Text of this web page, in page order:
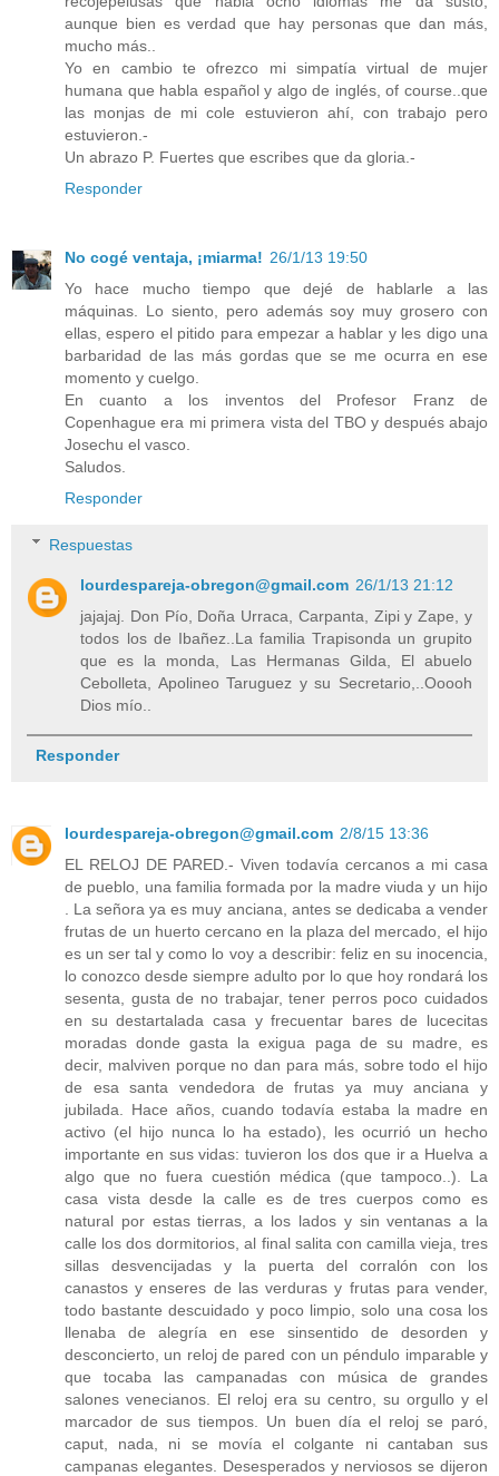
aunque bien es verdad que hay personas que dan más,
mucho más..
Yo en cambio te ofrezco mi simpatía virtual de mujer
humana que habla español y algo de inglés, of course..que
las monjas de mi cole estuvieron ahí, con trabajo pero
estuvieron.-
Un abrazo P. Fuertes que escribes que da gloria.-
Responder
No cogé ventaja, ¡miarma! 26/1/13 19:50
Yo hace mucho tiempo que dejé de hablarle a las
máquinas. Lo siento, pero además soy muy grosero con
ellas, espero el pitido para empezar a hablar y les digo una
barbaridad de las más gordas que se me ocurra en ese
momento y cuelgo.
En cuanto a los inventos del Profesor Franz de
Copenhague era mi primera vista del TBO y después abajo
Josechu el vasco.
Saludos.
Responder
Respuestas
lourdespareja-obregon@gmail.com 26/1/13 21:12
jajajaj. Don Pío, Doña Urraca, Carpanta, Zipi y Zape, y
todos los de Ibañez..La familia Trapisonda un grupito
que es la monda, Las Hermanas Gilda, El abuelo
Cebolleta, Apolineo Taruguez y su Secretario,..Ooooh
Dios mío..
Responder
lourdespareja-obregon@gmail.com 2/8/15 13:36
EL RELOJ DE PARED.- Viven todavía cercanos a mi casa
de pueblo, una familia formada por la madre viuda y un hijo
. La señora ya es muy anciana, antes se dedicaba a vender
frutas de un huerto cercano en la plaza del mercado, el hijo
es un ser tal y como lo voy a describir: feliz en su inocencia,
lo conozco desde siempre adulto por lo que hoy rondará los
sesenta, gusta de no trabajar, tener perros poco cuidados
en su destartalada casa y frecuentar bares de lucecitas
moradas donde gasta la exigua paga de su madre, es
decir, malviven porque no dan para más, sobre todo el hijo
de esa santa vendedora de frutas ya muy anciana y
jubilada. Hace años, cuando todavía estaba la madre en
activo (el hijo nunca lo ha estado), les ocurrió un hecho
importante en sus vidas: tuvieron los dos que ir a Huelva a
algo que no fuera cuestión médica (que tampoco..). La
casa vista desde la calle es de tres cuerpos como es
natural por estas tierras, a los lados y sin ventanas a la
calle los dos dormitorios, al final salita con camilla vieja, tres
sillas desvencijadas y la puerta del corralón con los
canastos y enseres de las verduras y frutas para vender,
todo bastante descuidado y poco limpio, solo una cosa los
llenaba de alegría en ese sinsentido de desorden y
desconcierto, un reloj de pared con un péndulo imparable y
que tocaba las campanadas con música de grandes
salones venecianos. El reloj era su centro, su orgullo y el
marcador de sus tiempos. Un buen día el reloj se paró,
caput, nada, ni se movía el colgante ni cantaban sus
campanas elegantes. Desesperados y nerviosos se dijeron